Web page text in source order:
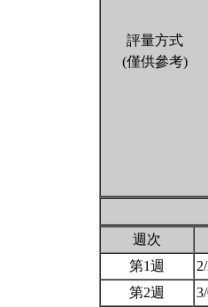
評量方式
(僅供參考)
週次
第1週
第2週